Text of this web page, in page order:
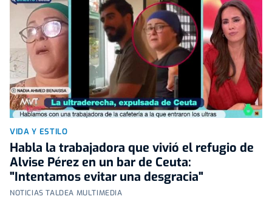
VIDA Y ESTILO
Habla la trabajadora que vivió el refugio de
Alvise Pérez en un bar de Ceuta:
"Intentamos evitar una desgracia"
NOTICIAS TALDEA MULTIMEDIA